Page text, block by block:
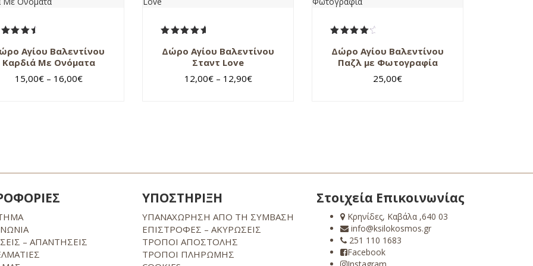
4.90
από 5
Αγίου Βαλεντίνου
Καρδιά Με Ονόματα
15,00€ – 16,00€Price
με5.00
από 5
Δώρο Αγίου Βαλεντίνου
Σταντ Love
12,00€ – 12,90€Price
με4.50
από 5
Δώρο Αγίου Βαλεντίνου
Παζλ με Φωτογραφία
25,00€
– ΑΠΑΝΤΗΣΕΙΣ
ΥΠΟΣΤΗΡΙΞΗ
ΥΠΑΝΑΧΩΡΗΣΗ ΑΠΟ ΤΗ ΣΥΜΒΑΣΗ
ΕΠΙΣΤΡΟΦΕΣ – ΑΚΥΡΩΣΕΙΣ
ΤΡΟΠΟΙ ΑΠΟΣΤΟΛΗΣ
ΤΡΟΠΟΙ ΠΛΗΡΩΜΗΣ
Στοιχεία Επικοινωνίας
Κρηνίδες, Καβάλα ,640 03
info@ksilokosmos.gr
251 110 1683
Facebook
Instagram